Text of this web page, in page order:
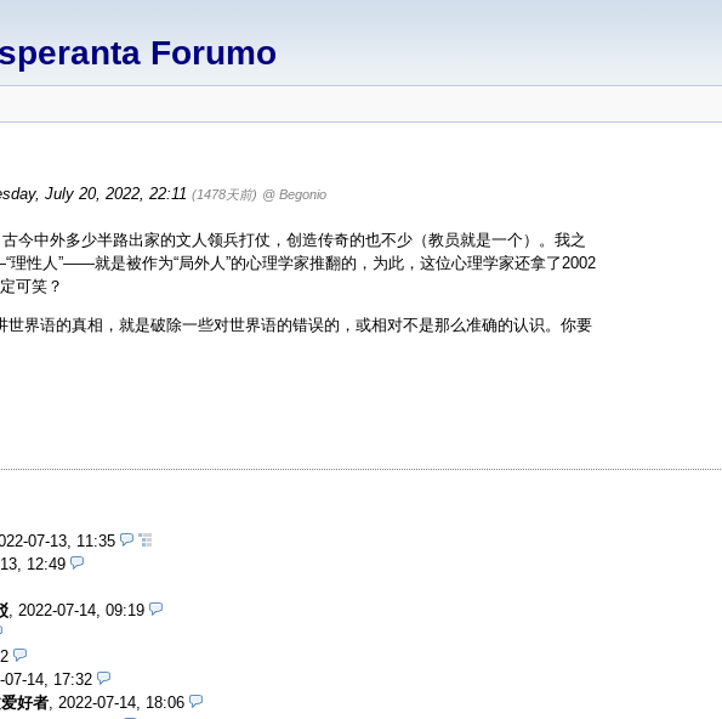
Forumo
July 20, 2022, 22:11 (1478天前) @ Begonio
古今中外多少半路出家的文人领兵打仗，创造传奇的也不少（教员就是一个）。我之
性人”——就是被作为“局外人”的心理学家推翻的，为此，这位心理学家还拿了2002
可笑？
世界语的真相，就是破除一些对世界语的错误的，或相对不是那么准确的认识。你要
07-13, 11:35
12:49
2022-07-14, 09:19
07-14, 17:32
好者 2022-07-14, 18:06